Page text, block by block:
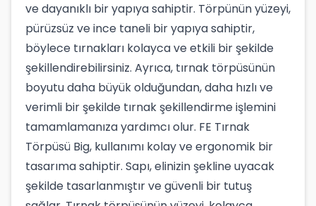
ve dayanıklı bir yapıya sahiptir. Törpünün yüzeyi,
pürüzsüz ve ince taneli bir yapıya sahiptir,
böylece tırnakları kolayca ve etkili bir şekilde
şekillendirebilirsiniz. Ayrıca, tırnak törpüsünün
boyutu daha büyük olduğundan, daha hızlı ve
verimli bir şekilde tırnak şekillendirme işlemini
tamamlamanıza yardımcı olur. FE Tırnak
Törpüsü Big, kullanımı kolay ve ergonomik bir
tasarıma sahiptir. Sapı, elinizin şekline uyacak
şekilde tasarlanmıştır ve güvenli bir tutuş